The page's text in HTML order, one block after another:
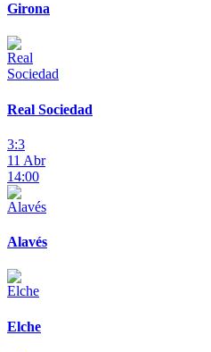
Girona
Real Sociedad
3:3
11 Abr
14:00
Alavés
Elche